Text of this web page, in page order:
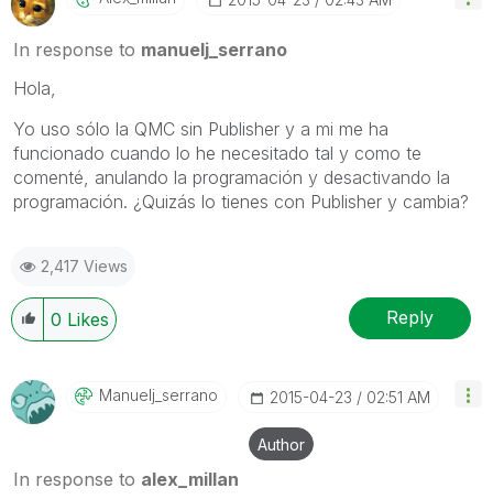
In response to manuelj_serrano
Hola,
Yo uso sólo la QMC sin Publisher y a mi me ha
funcionado cuando lo he necesitado tal y como te
comenté, anulando la programación y desactivando la
programación. ¿Quizás lo tienes con Publisher y cambia?
2,417 Views
0 Likes Reply
Manuelj_serrano ‎2015-04-23 02:51 AM
Author
In response to alex_millan